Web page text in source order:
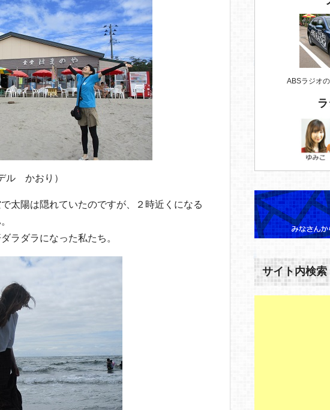
ル かおり）
太陽は隠れていたのですが、２時近くになる
ラダラになった私たち。
ABSラジオ
サイト内検索